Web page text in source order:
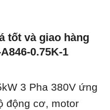
tốt và giao hàng
0.75K-1
3 Pha 380V ứng
động cơ, motor